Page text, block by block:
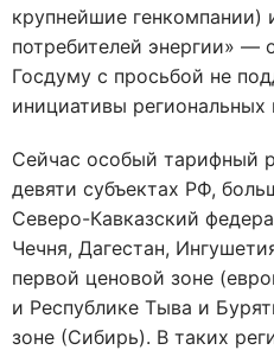
крупнейшие генкомпании)
потребителей энергии» —
Госдуму с просьбой не
инициативы региональных
Сейчас особый тарифный
девяти субъектах РФ,
Северо-Кавказский
Чечня, Дагестан,
первой ценовой зоне
и Республике Тыва и
зоне (Сибирь). В таких